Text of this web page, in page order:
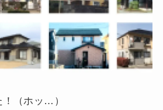
（ホッ…）